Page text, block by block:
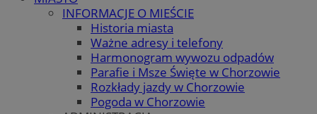
INFORMACJE O MIEŚCIE
Historia miasta
Ważne adresy i telefony
Harmonogram wywozu odpadów
Parafie i Msze Święte w Chorzowie
Rozkłady jazdy w Chorzowie
Pogoda w Chorzowie